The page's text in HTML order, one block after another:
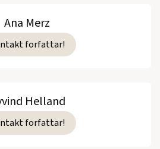
Ana Merz
forfattar!
Helland
forfattar!